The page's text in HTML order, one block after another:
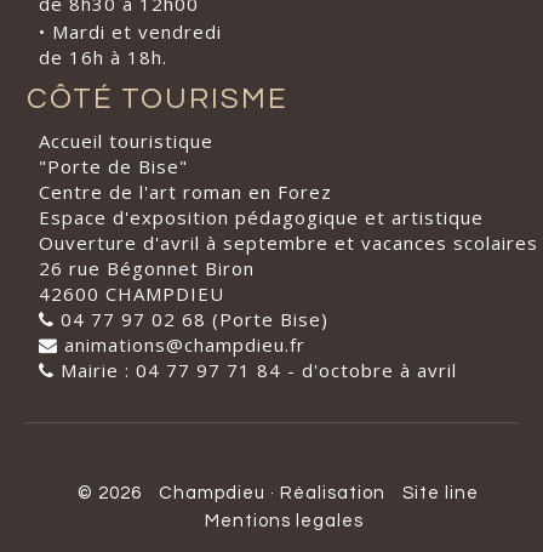
• Mardi et vendredi
de 16h à 18h.
CÔTÉ TOURISME
Accueil touristique
"Porte de Bise"
Centre de l'art roman en Forez
Espace d'exposition pédagogique et artistique
Ouverture d'avril à septembre et vacances scolaires
26 rue Bégonnet Biron
42600 CHAMPDIEU
04 77 97 02 68 (Porte Bise)
animations@champdieu.fr
Mairie : 04 77 97 71 84 - d'octobre à avril
© 2026 Champdieu · Réalisation
Site line
Mentions legales